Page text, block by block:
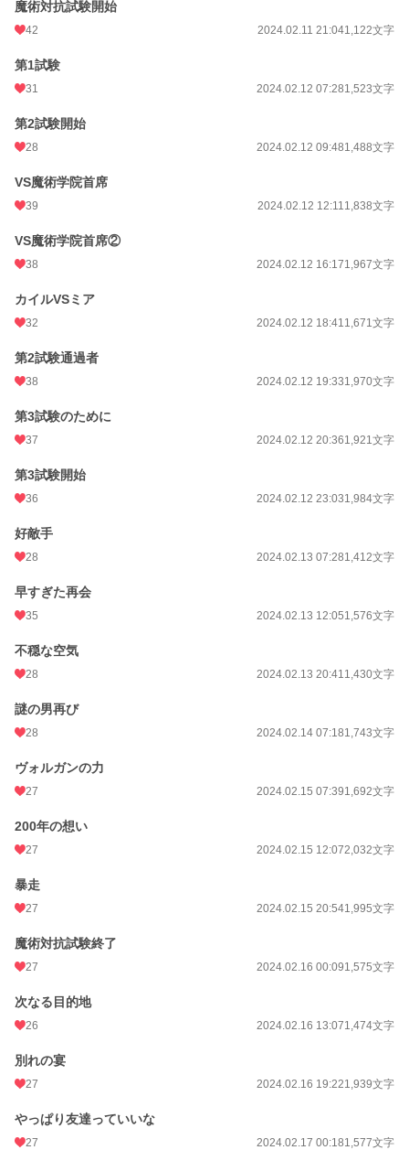
魔術対抗試験開始
42 2024.02.11 21:041,122文字
第1試験
31 2024.02.12 07:281,523文字
第2試験開始
28 2024.02.12 09:481,488文字
VS魔術学院首席
39 2024.02.12 12:111,838文字
VS魔術学院首席②
38 2024.02.12 16:171,967文字
カイルVSミア
32 2024.02.12 18:411,671文字
第2試験通過者
38 2024.02.12 19:331,970文字
第3試験のために
37 2024.02.12 20:361,921文字
第3試験開始
36 2024.02.12 23:031,984文字
好敵手
28 2024.02.13 07:281,412文字
早すぎた再会
35 2024.02.13 12:051,576文字
不穏な空気
28 2024.02.13 20:411,430文字
謎の男再び
28 2024.02.14 07:181,743文字
ヴォルガンの力
27 2024.02.15 07:391,692文字
200年の想い
27 2024.02.15 12:072,032文字
暴走
27 2024.02.15 20:541,995文字
魔術対抗試験終了
27 2024.02.16 00:091,575文字
次なる目的地
26 2024.02.16 13:071,474文字
別れの宴
27 2024.02.16 19:221,939文字
やっぱり友達っていいな
27 2024.02.17 00:181,577文字